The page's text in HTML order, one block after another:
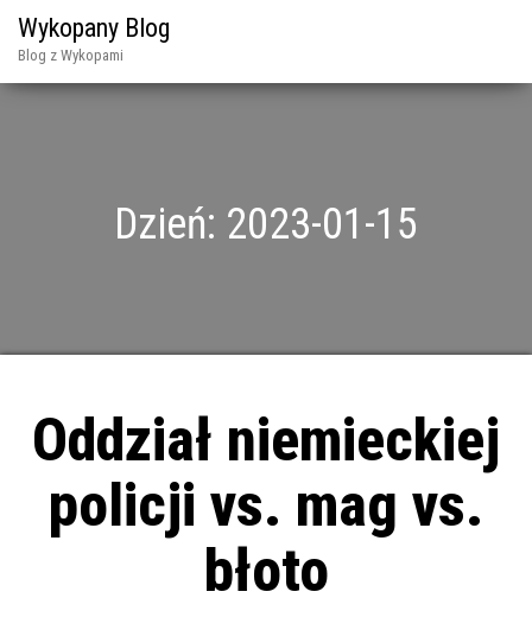
Wykopany Blog
Blog z Wykopami
Dzień: 2023-01-15
Oddział niemieckiej
policji vs. mag vs.
błoto